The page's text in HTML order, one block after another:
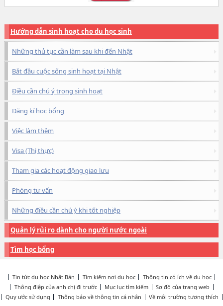
Hướng dẫn sinh hoạt cho du học sinh
Những thủ tục cần làm sau khi đến Nhật
Bắt đầu cuộc sống sinh hoạt tại Nhật
Điều cần chú ý trong sinh hoạt
Đăng kí học bổng
Việc làm thêm
Visa (Thị thực)
Tham gia các hoạt động giao lưu
Phòng tư vấn
Những điều cần chú ý khi tốt nghiệp
Quản lý rủi ro dành cho người nước ngoài
Tìm học bổng
Tin tức du học Nhật Bản Tìm kiếm nơi du học
Thông tin có ích về du học
Thông điệp của anh chị đi trước
Mục lục tìm kiếm
Sơ đồ của trang web
Quy ước sử dụng
Thông báo về thông tin cá nhân Về môi trường tương thích